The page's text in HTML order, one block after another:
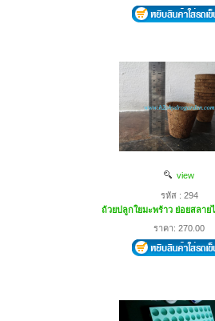
view
รหัส : 294
ถ้วยปลูกใยมะพร้าว ย่อยสลาย
ราคา: 270.00